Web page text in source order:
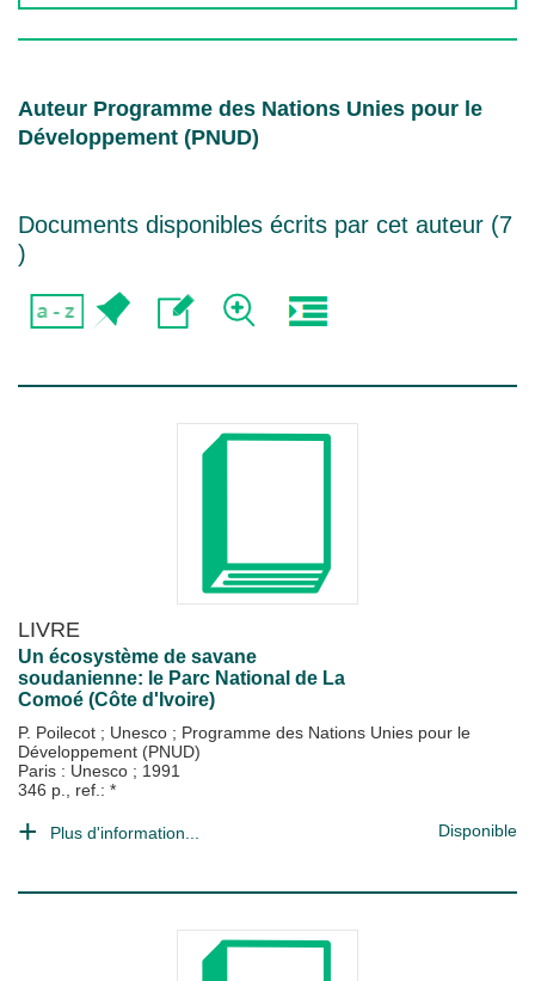
Auteur Programme des Nations Unies pour le
Développement (PNUD)
Documents disponibles écrits par cet auteur (7
)
LIVRE
Un écosystème de savane
soudanienne: le Parc National de La
Comoé (Côte d'Ivoire)
P. Poilecot ; Unesco ; Programme des Nations Unies pour le
Développement (PNUD)
Paris : Unesco ; 1991
346 p., ref.: *
Plus d'information... Disponible